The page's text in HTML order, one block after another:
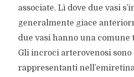
associate. Lì dove due vasi
generalmente giace
due vasi hanno una comune
Gli incroci arterovenosi
rappresentanti